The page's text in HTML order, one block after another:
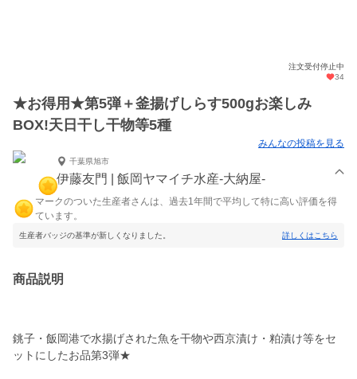
注文受付停止中
34
★お得用★第5弾＋釜揚げしらす500gお楽しみ
BOX!天日干し干物等5種
みんなの投稿を見る
千葉県旭市
伊藤友門 | 飯岡ヤマイチ水産-大納屋-
マークのついた生産者さんは、過去1年間で平均して特に高い評価を得
ています。
生産者バッジの基準が新しくなりました。 詳しくはこちら
商品説明
銚子・飯岡港で水揚げされた魚を干物や西京漬け・粕漬け等をセ
ットにしたお品第3弾★